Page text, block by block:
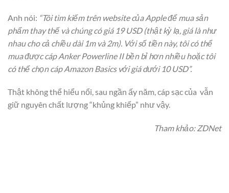
Anh nói: “Tôi tìm kiếm trên website của Apple để mua sản
phẩm thay thế và chúng có giá 19 USD (thật kỳ lạ, giá là như
nhau cho cả chiều dài 1m và 2m). Với số tiền này, tôi có thể
mua được cáp Anker Powerline II bền bỉ hơn nhiều hoặc tôi
có thể chọn cáp Amazon Basics với giá dưới 10 USD”.
Thật không thể hiểu nổi, sau ngần ấy năm, cáp sạc của vẫn
giữ nguyên chất lượng “khủng khiếp” như vậy.
Tham khảo: ZDNet